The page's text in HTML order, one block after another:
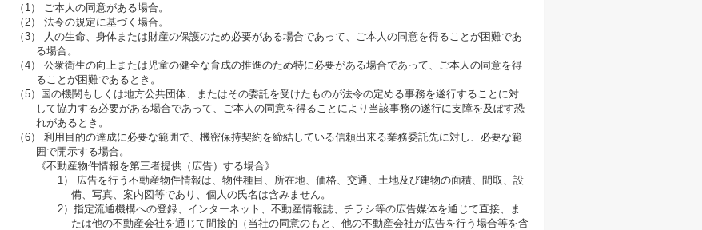
（1） ご本人の同意がある場合。
（2） 法令の規定に基づく場合。
（3） 人の生命、身体または財産の保護のため必要がある場合であって、ご本人の同意を得ることが困難であ
る場合。
（4） 公衆衛生の向上または児童の健全な育成の推進のため特に必要がある場合であって、ご本人の同意を得
ることが困難であるとき。
（5）国の機関もしくは地方公共団体、またはその委託を受けたものが法令の定める事務を遂行することに対
して協力する必要がある場合であって、ご本人の同意を得ることにより当該事務の遂行に支障を及ぼす恐
れがあるとき。
（6） 利用目的の達成に必要な範囲で、機密保持契約を締結している信頼出来る業務委託先に対し、必要な範
囲で開示する場合。
《不動産物件情報を第三者提供（広告）する場合》
1） 広告を行う不動産物件情報は、物件種目、所在地、価格、交通、土地及び建物の面積、間取、設
備、写真、案内図等であり、個人の氏名は含みません。
2）指定流通機構への登録、インターネット、不動産情報誌、チラシ等の広告媒体を通じて直接、ま
たは他の不動産会社を通じて間接的（当社の同意のもと、他の不動産会社が広告を行う場合等を含